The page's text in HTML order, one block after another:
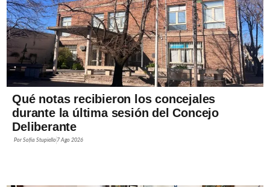
Qué notas recibieron los concejales
durante la última sesión del Concejo
Deliberante
PorSofía Stupiello 7 Ago 2026